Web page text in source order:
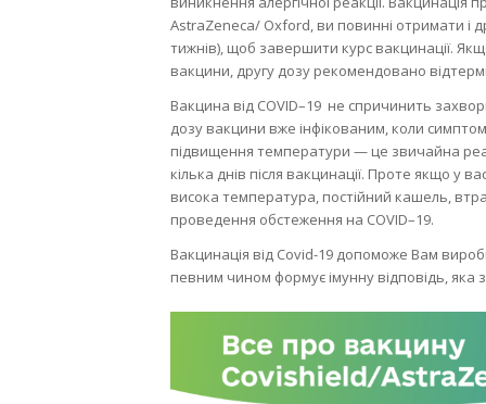
AstraZeneca/ Oxford, ви повинні отримати і
тижнів), щоб завершити курс вакцинації.
вакцини, другу дозу рекомендовано
Вакцина від COVID–19 не спричинить
дозу вакцини вже інфікованим, коли
підвищення температури — це звичайна
кілька днів після вакцинації. Проте якщо у
висока температура, постійний кашель,
проведення обстеження на COVID–19.
Вакцинація від Covid-19 допоможе Вам
певним чином формує імунну відповідь, яка